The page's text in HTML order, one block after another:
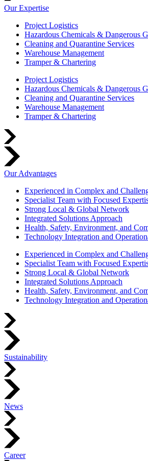
Our Expertise
Project Logistics
Hazardous Chemicals & Dangerous
Cleaning and Quarantine Services
Warehouse Management
Tramper & Chartering
Project Logistics
Hazardous Chemicals & Dangerous
Cleaning and Quarantine Services
Warehouse Management
Tramper & Chartering
Our Advantages
Experienced in Complex and
Specialist Team with Focused
Strong Local & Global Network
Integrated Solutions Approach
Health, Safety, Environment, and
Technology Integration and
Experienced in Complex and
Specialist Team with Focused
Strong Local & Global Network
Integrated Solutions Approach
Health, Safety, Environment, and
Technology Integration and
Sustainability
News
Career